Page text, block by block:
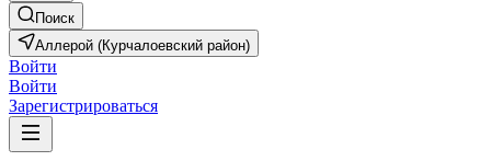
Поиск
Аллерой (Курчалоевский район)
Войти
Войти
Зарегистрироваться